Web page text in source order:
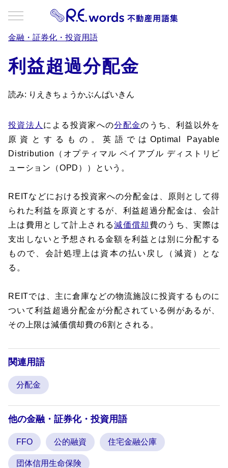
金融・証券化・投資用語
利益超過分配金
読み: りえきちょうかぶんぱいきん
投資法人 による投資家への分配金のうち、利益以外を
原資とするもの。英語ではOptimal Payable
Distribution（オプティマル ペイアブル ディストリビ
ューション（OPD））という。
REITなどにおける投資家への分配金は、原則として得
られた利益を原資とするが、利益超過分配金は、会計
上は費用として計上される減価償却 費のうち、実際は
支出しないと予想される金額を利益とは別に分配する
もので、会計処理上は資本の払い戻し（減資）とな
る。
REITでは、主に倉庫などの物流施設に投資するものに
ついて利益超過分配金が分配されている例があるが、
その上限は減価償却費の6割とされる。
関連用語
分配金
他の金融・証券化・投資用語
FFO 公的融資 住宅金融公庫
団体信用生命保険